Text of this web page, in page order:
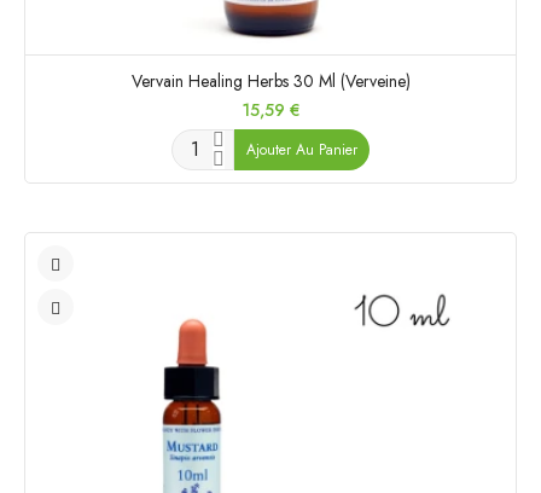
Vervain Healing Herbs 30 Ml (Verveine)
Prix
15,59 €
Ajouter Au Panier